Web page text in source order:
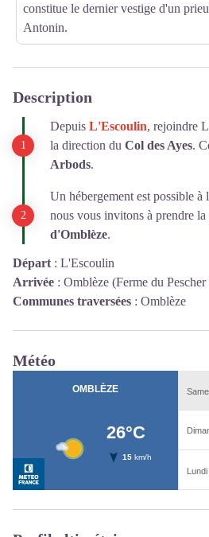
constitue le dernier vestige d'un
Antonin.
Description
Depuis L'Escoulin, rejoindre
la direction du Col des Ayes.
Arbods.
Un hébergement est possible à
nous vous invitons à prendre
d'Omblèze.
Départ : L'Escoulin
Arrivée : Omblèze (Ferme du Pescher
Communes traversées : Omblèze
Météo